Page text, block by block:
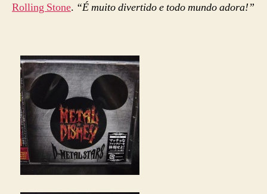
Rolling Stone. “É muito divertido e todo mundo adora!”